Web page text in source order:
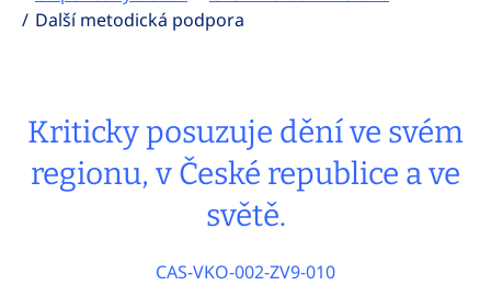
Další metodická podpora
Kriticky posuzuje dění ve svém
regionu, v České republice a ve
světě.
CAS-VKO-002-ZV9-010